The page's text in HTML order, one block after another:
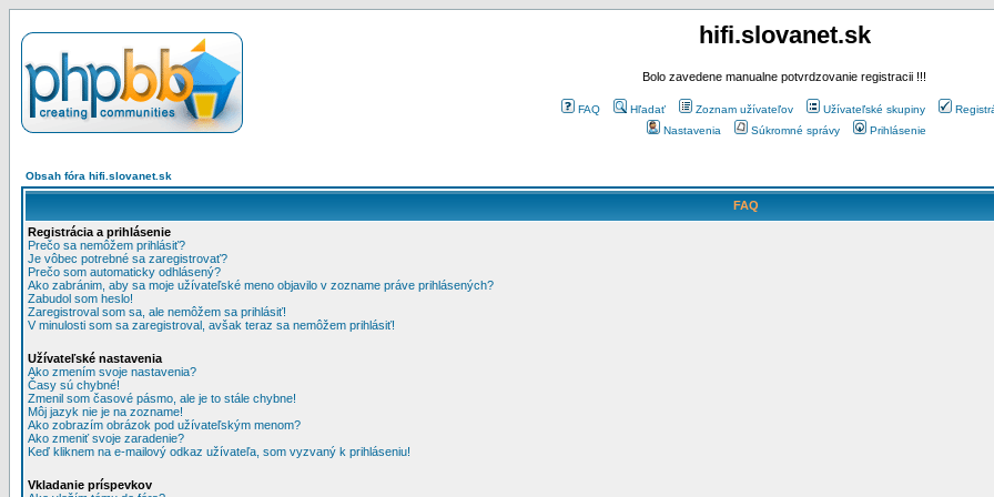
hifi.slovanet.sk
Bolo zavedene manualne potvrdzovanie registracii !!!
FAQ Hľadať Zoznam užívateľov Užívateľské skupiny
Nastavenia
Súkromné správy Prihlásenie
Obsah fóra hifi.slovanet.sk
FAQ
Registrácia a prihlásenie
Prečo sa nemôžem prihlásiť?
Je vôbec potrebné sa zaregistrovať?
Prečo som automaticky odhlásený?
Ako zabránim, aby sa moje užívateľské meno objavilo v zozname práve prihlásených?
Zabudol som heslo!
Zaregistroval som sa, ale nemôžem sa prihlásiť!
V minulosti som sa zaregistroval, avšak teraz sa nemôžem prihlásiť!
Užívateľské nastavenia
Ako zmením svoje nastavenia?
Časy sú chybné!
Zmenil som časové pásmo, ale je to stále chybne!
Môj jazyk nie je na zozname!
Ako zobrazím obrázok pod užívateľským menom?
Ako zmeniť svoje zaradenie?
Keď kliknem na e-mailový odkaz užívateľa, som vyzvaný k prihláseniu!
Vkladanie príspevkov